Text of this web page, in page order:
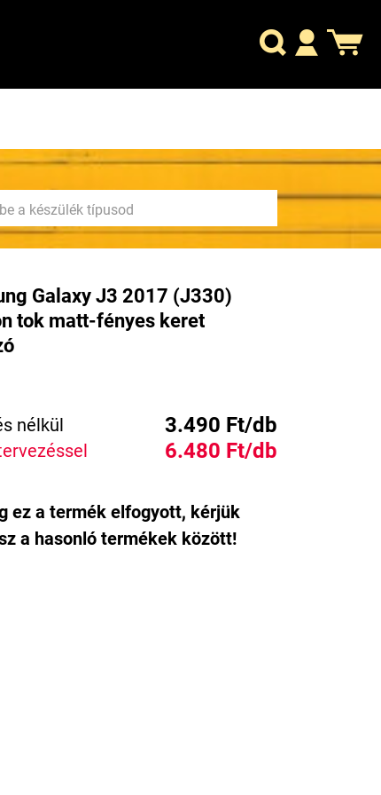
Galaxy J3 2017 (J330)
tok matt-fényes keret
nélkül 3.490 Ft/db
6.480 Ft/db
ez a termék elfogyott, kérjük
a hasonló termékek között!